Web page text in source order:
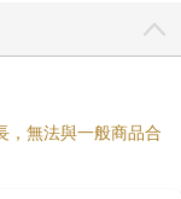
，無法與一般商品合